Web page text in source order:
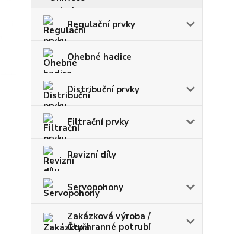
Regulační prvky
Ohebné hadice
Distribuční prvky
Filtrační prvky
Revizní díly
Servopohony
Zakázková výroba /
Čtyřhranné potrubí